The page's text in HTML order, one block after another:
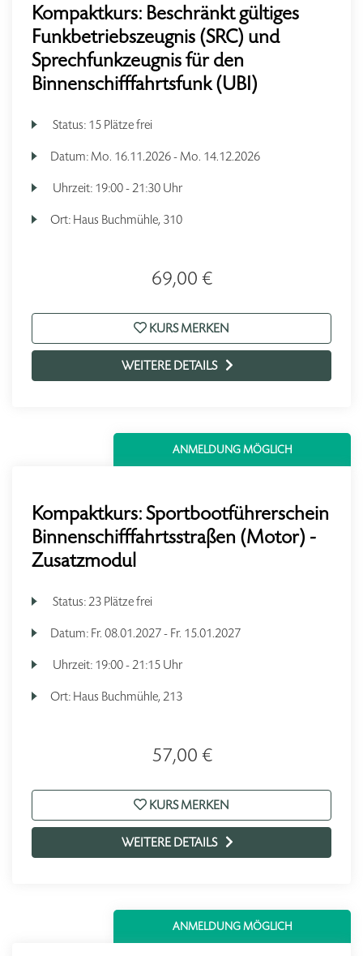
Kompaktkurs: Beschränkt gültiges
Funkbetriebszeugnis (SRC) und
Sprechfunkzeugnis für den
Binnenschifffahrtsfunk (UBI)
Status: 15 Plätze frei
Datum: Mo. 16.11.2026 - Mo. 14.12.2026
Uhrzeit: 19:00 - 21:30 Uhr
Ort: Haus Buchmühle, 310
69,00 €
KURS MERKEN
WEITERE DETAILS
ANMELDUNG MÖGLICH
Kompaktkurs: Sportbootführerschein
Binnenschifffahrtsstraßen (Motor) -
Zusatzmodul
Status:23 Plätze frei
Datum: Fr. 08.01.2027 - Fr. 15.01.2027
Uhrzeit: 19:00 - 21:15 Uhr
Ort: Haus Buchmühle, 213
57,00 €
KURS MERKEN
WEITERE DETAILS
ANMELDUNG MÖGLICH